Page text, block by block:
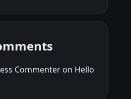
Commenter on Hello